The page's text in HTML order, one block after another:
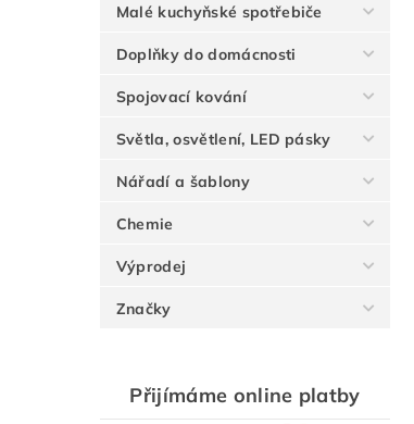
Malé kuchyňské spotřebiče
Doplňky do domácnosti
Spojovací kování
Světla, osvětlení, LED pásky
Nářadí a šablony
Chemie
Výprodej
Značky
Přijímáme online platby